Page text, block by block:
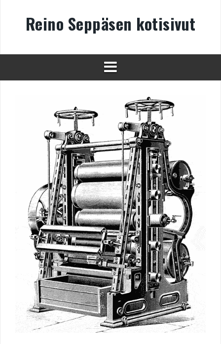
Reino Seppäsen kotisivut